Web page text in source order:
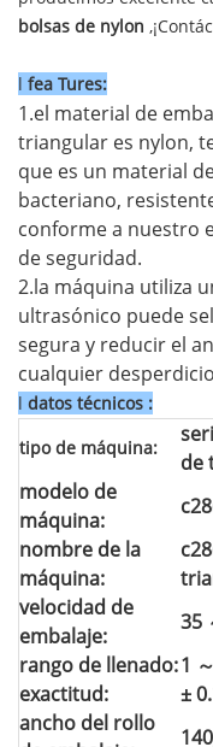
bolsas de nylon
l fea Tures:
1.el material de
triangular es nylon,
que es un material
bacteriano,
conforme a nuestro
de seguridad.
2.la máquina utiliza
ultrasónico puede
segura y reducir el
cualquier
l datos técnicos :
tipo de máquina:
de
modelo de
máquina:
nombre de la
máquina:
velocidad de
embalaje:
35
rango de llenado:1
exactitud:
±
ancho del rollo